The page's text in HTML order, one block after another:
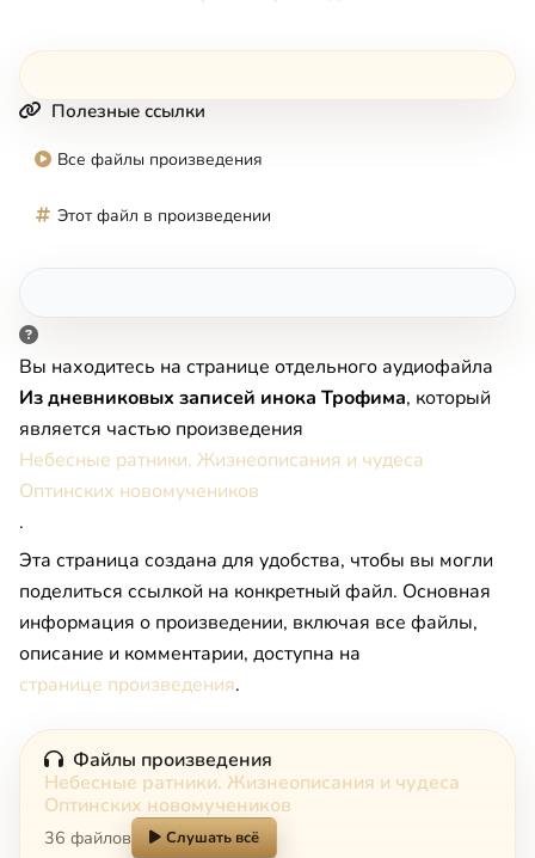
Полезные ссылки
Все файлы произведения
Этот файл в произведении
Вы находитесь на странице отдельного аудиофайла
Из дневниковых записей инока Трофима, который
является частью произведения
Небесные ратники. Жизнеописания и чудеса
Оптинских новомучеников
.
Эта страница создана для удобства, чтобы вы могли
поделиться ссылкой на конкретный файл. Основная
информация о произведении, включая все файлы,
описание и комментарии, доступна на
странице произведения.
Файлы произведения
Небесные ратники. Жизнеописания и чудеса
Оптинских новомучеников
36 файлов Слушать всё